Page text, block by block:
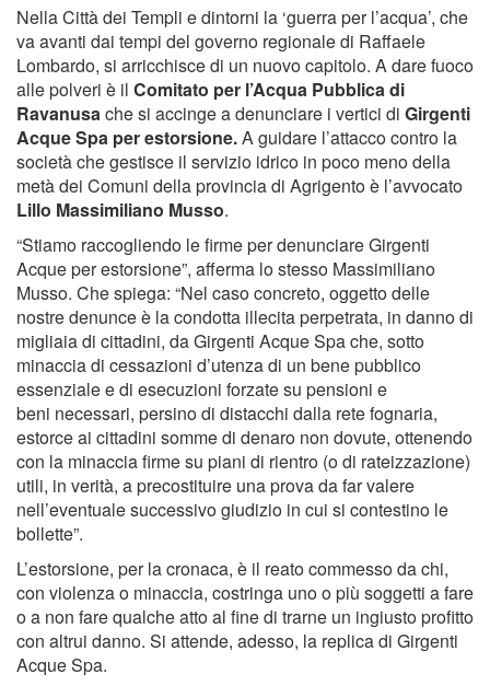
Nella Città dei Templi e dintorni la ‘guerra per l’acqua’, che
va avanti dai tempi del governo regionale di Raffaele
Lombardo, si arricchisce di un nuovo capitolo. A dare fuoco
alle polveri è il Comitato per l’Acqua Pubblica di
Ravanusache si accinge a denunciare i vertici di Girgenti
Acque Spa per estorsione.A guidare l’attacco contro la
società che gestisce il servizio idrico in poco meno della
metà dei Comuni della provincia di Agrigento è l’avvocato
Lillo Massimiliano Musso.
“Stiamo raccogliendo le firme per denunciare Girgenti
Acque per estorsione”, afferma lo stesso Massimiliano
Musso. Che spiega: “Nel caso concreto, oggetto delle
nostre denunce è la condotta illecita perpetrata, in danno di
migliaia di cittadini, da Girgenti Acque Spa che, sotto
minaccia di cessazioni d’utenza di un bene pubblico
essenziale e di esecuzioni forzate su pensioni e
beni necessari, persino di distacchi dalla rete fognaria,
estorce ai cittadini somme di denaro non dovute, ottenendo
con la minaccia firme su piani di rientro (o di rateizzazione)
utili, in verità, a precostituire una prova da far valere
nell’eventuale successivo giudizio in cui si contestino le
bollette”.
L’estorsione, per la cronaca, è il reato commesso da chi,
con violenza o minaccia, costringa uno o più soggetti a fare
o a non fare qualche atto al fine di trarne un ingiusto profitto
con altrui danno. Si attende, adesso, la replica di Girgenti
Acque Spa.